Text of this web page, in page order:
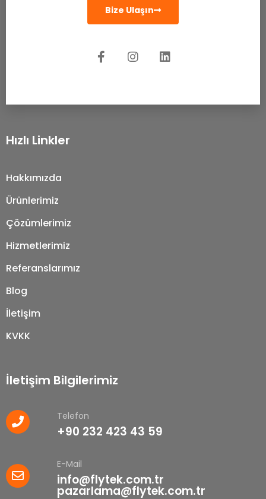
Bize Ulaşın
Hızlı Linkler
Hakkımızda
Ürünlerimiz
Çözümlerimiz
Hizmetlerimiz
Referanslarımız
Blog
İletişim
KVKK
İletişim Bilgilerimiz
Telefon
+90 232 423 43 59
E-Mail
info@flytek.com.tr
pazarlama@flytek.com.tr